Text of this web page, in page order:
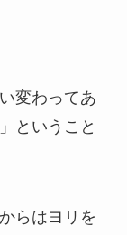
変わってあ
ということ
らはヨリを